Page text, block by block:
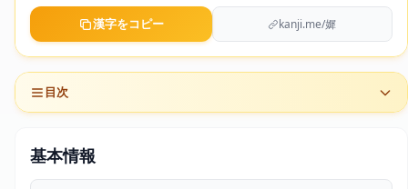
漢字をコピー kanji.me/㜨
目次
基本情報